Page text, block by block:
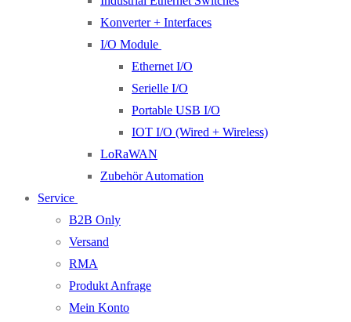
Konverter + Interfaces
I/O Module
Ethernet I/O
Serielle I/O
Portable USB I/O
IOT I/O (Wired + Wireless)
LoRaWAN
Zubehör Automation
Service
B2B Only
Versand
RMA
Produkt Anfrage
Mein Konto